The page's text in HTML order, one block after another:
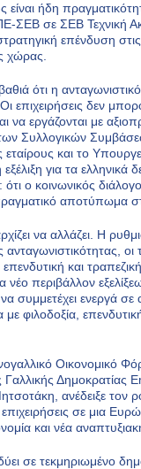
είναι ήδη
ΣΕΒ σε ΣΕΒ Τεχνική
επένδυση
χώρας.
ότι η
Οι επιχειρήσεις δεν
να εργάζονται με
Συλλογικών
και το
για τα
ο κοινωνικός
αποτύπωμα
να αλλάζει. Η
οι
και
περιβάλλον
συμμετέχει ενεργά
φιλοδοξία,
Οικονομικό
Δημοκρατίας
ανέδειξε τον
επιχειρήσεις σε μια
και νέα
σε τεκμηριωμένο